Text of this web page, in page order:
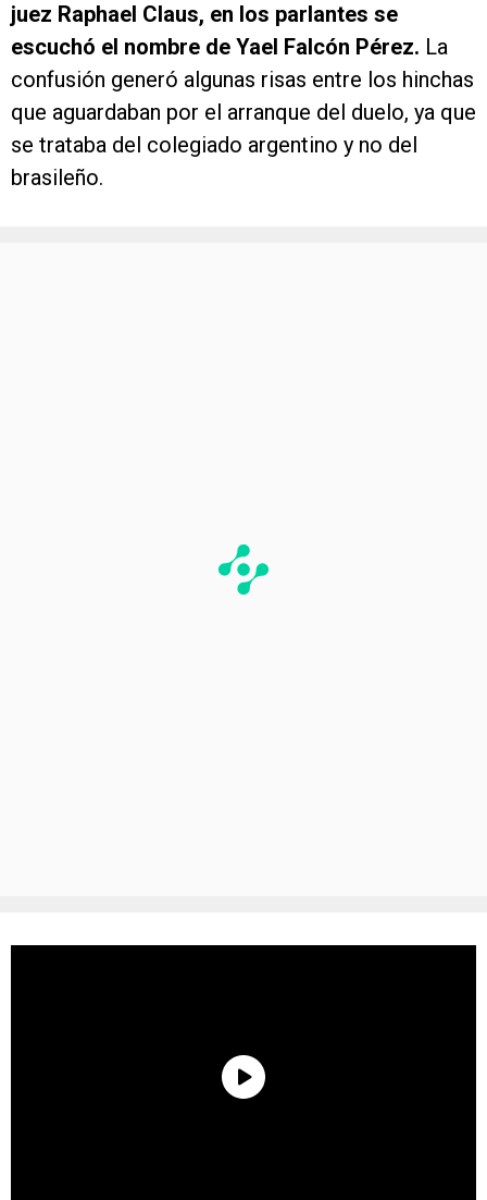
juez Raphael Claus, en los parlantes se
escuchó el nombre de Yael Falcón Pérez. La
confusión generó algunas risas entre los hinchas
que aguardaban por el arranque del duelo, ya que
se trataba del colegiado argentino y no del
brasileño.